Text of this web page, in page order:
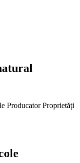
Producator Proprietăți